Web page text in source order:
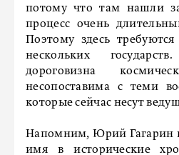
потому что там нашли
процесс очень
Поэтому здесь
нескольких
дороговизна
несопоставима с теми
которые сейчас несут
Напомним, Юрий Гагарин
имя в исторические